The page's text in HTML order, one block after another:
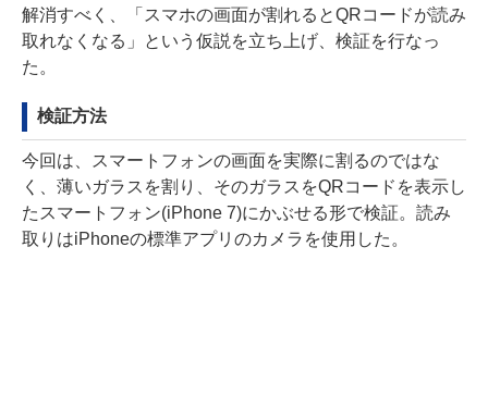
解消すべく、「スマホの画面が割れるとQRコードが読み
取れなくなる」という仮説を立ち上げ、検証を行なっ
た。
検証方法
今回は、スマートフォンの画面を実際に割るのではな
く、薄いガラスを割り、そのガラスをQRコードを表示し
たスマートフォン(iPhone 7)にかぶせる形で検証。読み
取りはiPhoneの標準アプリのカメラを使用した。